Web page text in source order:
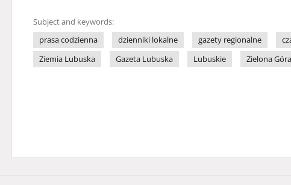
Subject and keywords:
prasa codzienna
dzienniki lokalne gazety regionalne
Ziemia Lubuska
Gazeta Lubuska Lubuskie Zielona Góra